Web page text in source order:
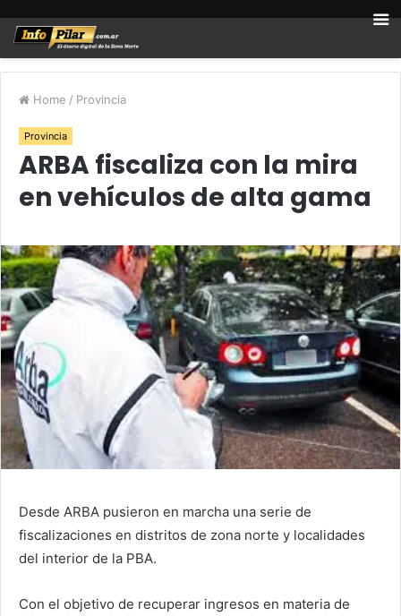
Home / Provincia
Provincia
ARBA fiscaliza con la mira
en vehículos de alta gama
Desde ARBA pusieron en marcha una serie de
fiscalizaciones en distritos de zona norte y localidades
del interior de la PBA.
Con el objetivo de recuperar ingresos en materia de